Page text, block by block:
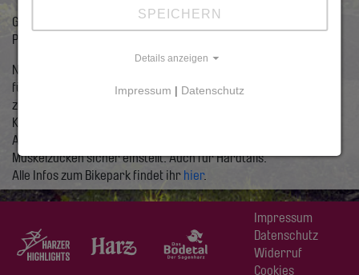
Gerne transportieren wir euch mit euren Bikes für unseren
Partner Bikepark Bodetal auf den Berg.
Nichts für Hollandräder und Sonntagsfahrer. Schon gar nichts
für Joeys und Larrys. Alles für Downhiller mit High Five: Tables
zum Bike-Dancen. Drops ohne Zucker. Kicker für Adrenalin-
Kicks. Doubles für Durchblicker. Sogar ein Harzer Roller ohne
Abgase. Damit der Fully-Flow sich schon beim allerersten
Muskelzucken sicher einstellt. Auch für Hardtails.
Alle Infos zum Bikepark findet ihrhier.
Die Sicherheitshinweise findet ihr direkt hier:https://bikepark-
Achtung: Der Transport der Biker mit dem Sesselift endet 15
Minuten vor der regulären Schließung des Sessellifts.
Impressum
Datenschutz
Widerruf
Cookies
SPEICHERN
Details anzeigen
Impressum | Datenschutz